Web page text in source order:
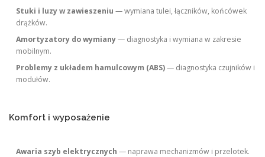
Stuki i luzy w zawieszeniu — wymiana tulei, łączników, końcówek
drążków.
Amortyzatory do wymiany— diagnostyka i wymiana w zakresie
mobilnym.
Problemy z układem hamulcowym (ABS)— diagnostyka czujników i
modułów.
Komfort i wyposażenie
Awaria szyb elektrycznych — naprawa mechanizmów i przelotek.